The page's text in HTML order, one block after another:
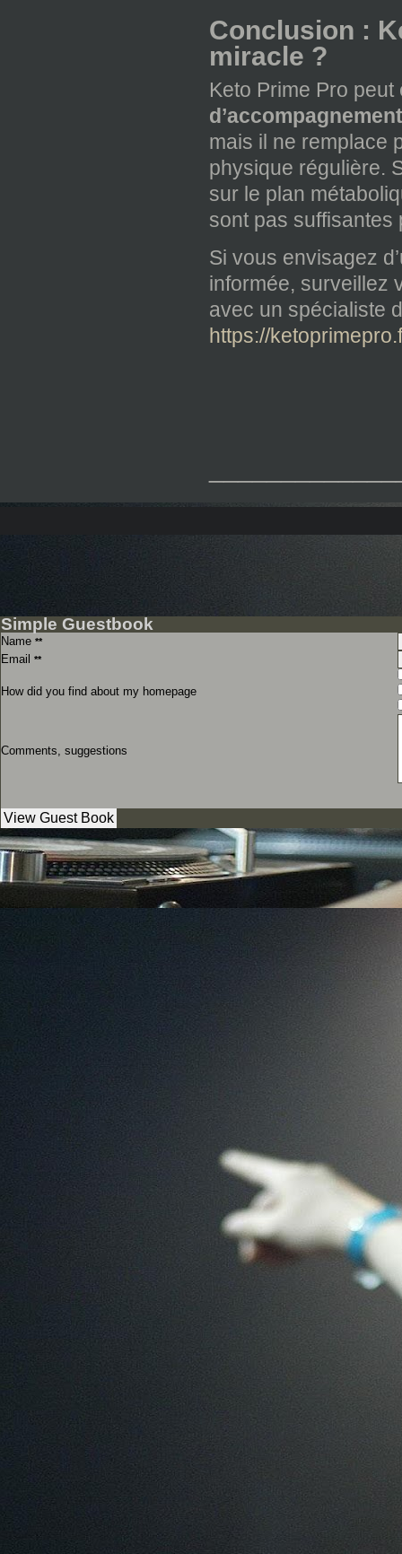
Conclusion :
miracle ?
Keto Prime Pro
d’accompagnement
mais il ne remplace
physique régulière.
sur le plan
sont pas suffisantes
Si vous envisagez
informée, surveillez
avec un spécialiste
https://
Simple Guestbook
Name **
Email **
How did you find about my homepage
Comments, suggestions